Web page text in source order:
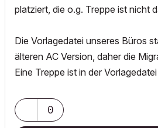
platziert, die o.g. Treppe ist nicht
Die Vorlagedatei unseres Büros
älteren AC Version, daher die
Eine Treppe ist in der
0